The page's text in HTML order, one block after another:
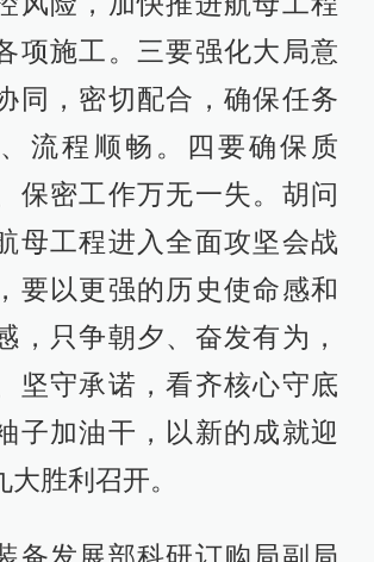
项施工。三要强化大局意
同，密切配合，确保任务
流程顺畅。四要确保质
保密工作万无一失。胡问
母工程进入全面攻坚会战
要以更强的历史使命感和
，只争朝夕、奋发有为，
坚守承诺，看齐核心守底
子加油干，以新的成就迎
胜利召开。